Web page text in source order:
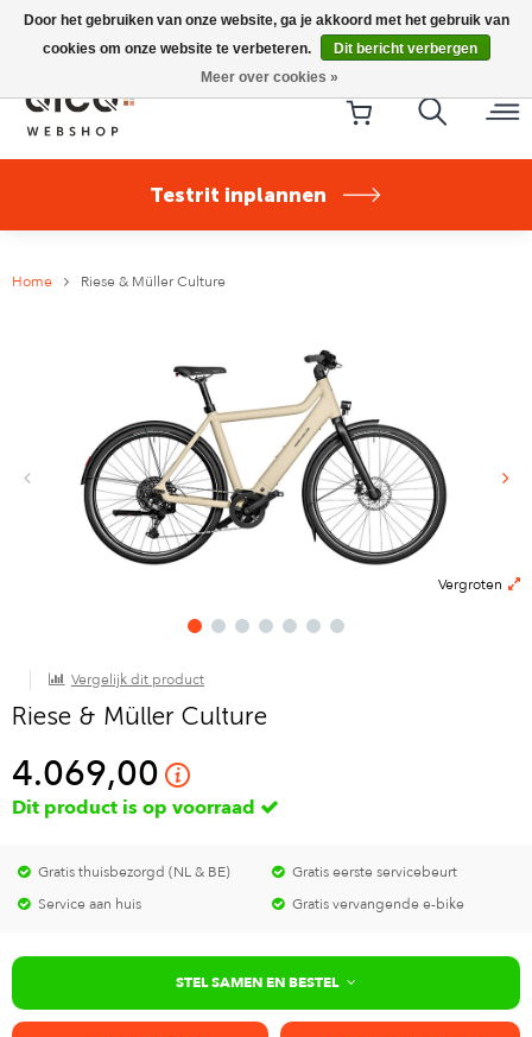
Riese & Müller Nevo5 Silent Core nu direct uit voorraad
leverbaar!
Testrit inplannen
Home Riese & Müller Culture
Vergroten
Vergelijk dit product
Riese & Müller Culture
4.069,00
Dit product is op voorraad
Gratis thuisbezorgd (NL & BE)
Gratis eerste servicebeurt
Service aan huis
Gratis vervangende e-bike
STEL SAMEN EN BESTEL
Door het gebruiken van onze website, ga je akkoord met het gebruik van
cookies om onze website te verbeteren.
Dit bericht verbergen
Meer over cookies »